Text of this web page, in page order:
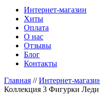
Интернет-магазин
Хиты
Оплата
О нас
Отзывы
Блог
Контакты
Главная //Интернет-
Коллекция 3 Фигурки